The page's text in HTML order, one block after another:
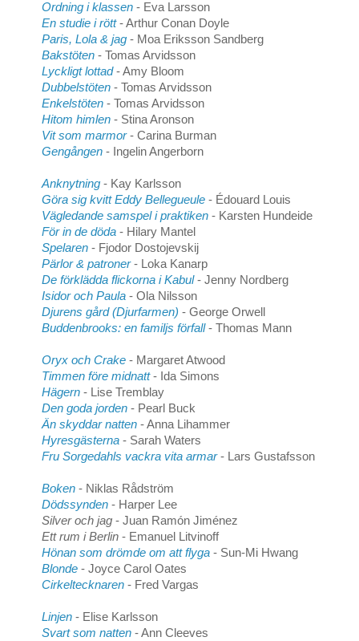
Ordning i klassen - Eva Larsson
En studie i rött- Arthur Conan Doyle
Paris, Lola & jag - Moa Eriksson Sandberg
Bakstöten - Tomas Arvidsson
Lyckligt lottad- Amy Bloom
Dubbelstöten - Tomas Arvidsson
Enkelstöten - Tomas Arvidsson
Hitom himlen - Stina Aronson
Vit som marmor- Carina Burman
Gengången - Ingelin Angerborn
Anknytning - Kay Karlsson
Göra sig kvitt Eddy Bellegueule - Édouard Louis
Vägledande samspel i praktiken - Karsten Hundeide
För in de döda - Hilary Mantel
Spelaren - Fjodor Dostojevskij
Pärlor & patroner- Loka Kanarp
De förklädda flickorna i Kabul- Jenny Nordberg
Isidor och Paula - Ola Nilsson
Djurens gård (Djurfarmen) - George Orwell
Buddenbrooks: en familjs förfall- Thomas Mann
Oryx och Crake - Margaret Atwood
Timmen före midnatt- Ida Simons
Hägern - Lise Tremblay
Den goda jorden - Pearl Buck
Än skyddar natten - Anna Lihammer
Hyresgästerna - Sarah Waters
Fru Sorgedahls vackra vita armar- Lars Gustafsson
Boken - Niklas Rådström
Dödssynden - Harper Lee
Silver och jag - Juan Ramón Jiménez
Ett rum i Berlin - Emanuel Litvinoff
Hönan som drömde om att flyga - Sun-Mi Hwang
Blonde - Joyce Carol Oates
Cirkeltecknaren - Fred Vargas
Linjen - Elise Karlsson
Svart som natten - Ann Cleeves